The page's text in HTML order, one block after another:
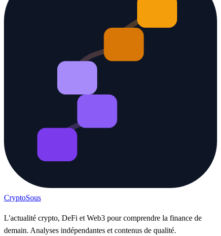
CryptoSous
L'actualité crypto, DeFi et Web3 pour comprendre la finance de
demain. Analyses indépendantes et contenus de qualité.